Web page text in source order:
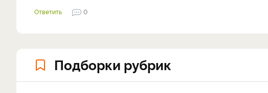
Ответить 0
Подборки рубрик